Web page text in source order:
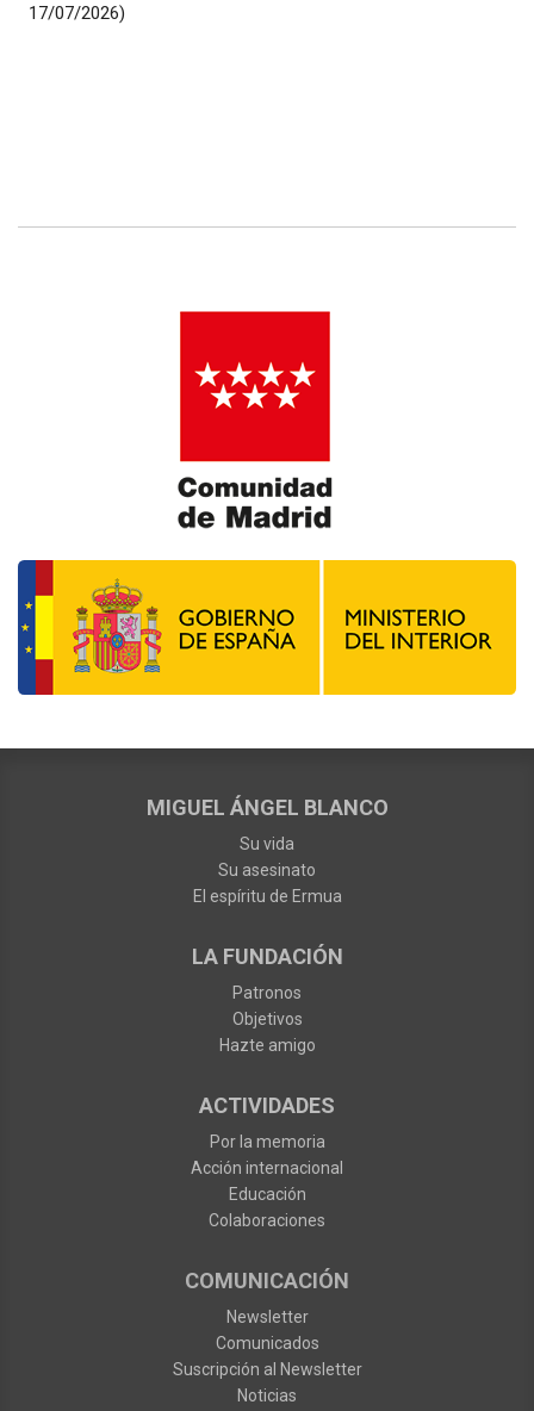
17/07/2026)
MIGUEL ÁNGEL BLANCO
Su vida
Su asesinato
El espíritu de Ermua
LA FUNDACIÓN
Patronos
Objetivos
Hazte amigo
ACTIVIDADES
Por la memoria
Acción internacional
Educación
Colaboraciones
COMUNICACIÓN
Newsletter
Comunicados
Suscripción al Newsletter
Noticias